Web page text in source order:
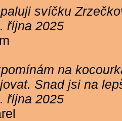
svíčku
října 2025
na
Snad jsi na
října 2025